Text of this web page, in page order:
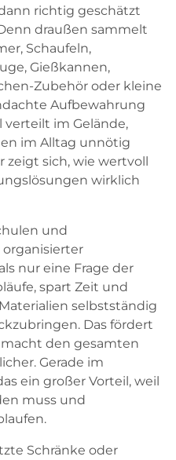
richtig geschätzt
draußen sammelt
Schaufeln,
Gießkannen,
Zubehör oder kleine
Aufbewahrung
verteilt im Gelände,
im Alltag unnötig
zeigt sich, wie wertvoll
wirklich
und
nur eine Frage der
spart Zeit und
selbstständig
Das fördert
den gesamten
Gerade im
ein großer Vorteil, weil
muss und
Schränke oder